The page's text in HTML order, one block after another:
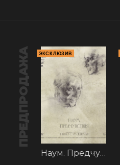
ПРЕДПРОДАЖА ЭКСКЛЮЗИВ
Наум. Предчувствия